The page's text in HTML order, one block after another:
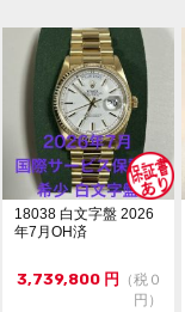
（
状態
・
・
・
・
・日
（タ
考程
微
較
ガラ
ズ
18038 白文字盤 2026
年7月OH済
3,739,800 円
（税０
円）